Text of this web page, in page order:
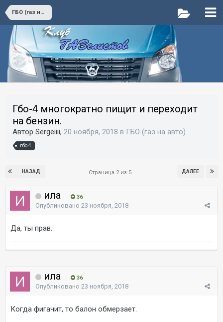
ГБО (газ на авто)
Гбо-4 многократно пищит и переходит
на бензин.
Автор Sergeiiii, 20 ноября, 2018 в ГБО (газ на авто)
гбо 4
НАЗАД ДАЛЕЕ
Страница 2 из 5
ила 36
Опубликовано 23 ноября, 2018
Да, ты прав.
ила 36
Опубликовано 23 ноября, 2018
Когда фигачит, то балон обмерзает.